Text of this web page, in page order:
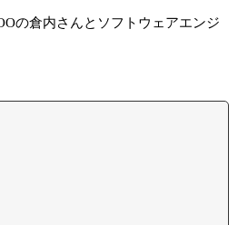
の倉内さんとソフトウェアエンジ